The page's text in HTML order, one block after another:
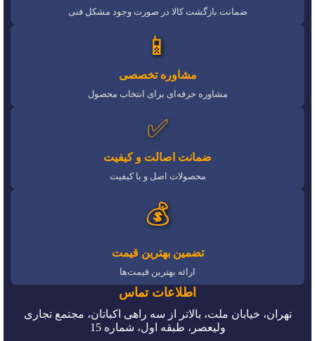
ضمانت بازگشت کالا در صورت وجود مشکل فنی
📱
مشاوره تخصصی
مشاوره حرفه‌ای برای انتخاب محصول
✅
ضمانت اصالت و کیفیت
محصولات اصل و با کیفیت
💰
تضمین بهترین قیمت
ارائه بهترین قیمت‌ها
اطلاعات تماس
تهران، خیابان ملت، بالاتر از سه راهی اکباتان، مجتمع تجاری
ولیعصر، طبقه اول، شماره 15